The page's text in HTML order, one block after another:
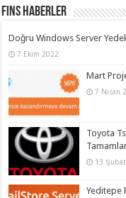
Fins Haberler
Doğru Windows Server
7 Ekim 2022
Mart
7 Nisan
Toyota
13
Yeditepe